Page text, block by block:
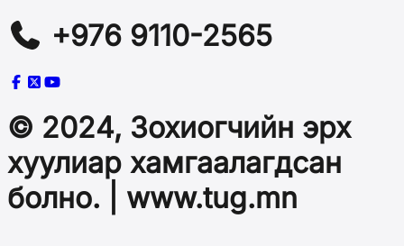
+976 9110-2565
© 2024, Зохиогчийн эрх
хуулиар хамгаалагдсан
болно. | www.tug.mn